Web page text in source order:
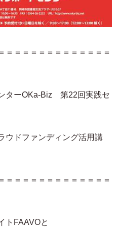
＝＝＝＝＝＝＝＝＝＝＝＝＝
ターOKa-Biz 第22回実践セ
ウドファンディング活用講
＝＝＝＝＝＝＝＝＝＝＝＝＝
トFAAVOと